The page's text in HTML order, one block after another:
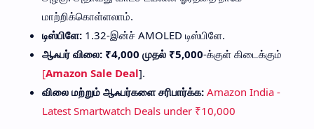
மாற்றிக்கொள்ளலாம்.
டிஸ்பிளே: 1.32-இன்ச் AMOLED டிஸ்பிளே.
ஆஃபர் விலை: ₹4,000 முதல் ₹5,000-க்குள் கிடைக்கும்
[Amazon Sale Deal].
விலை மற்றும் ஆஃபர்களை சரிபார்க்க: Amazon India -
Latest Smartwatch Deals under ₹10,000